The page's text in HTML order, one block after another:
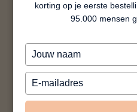
korting op je eerste
95.000 mensen
Typ
je
naam
Typ
je
e-